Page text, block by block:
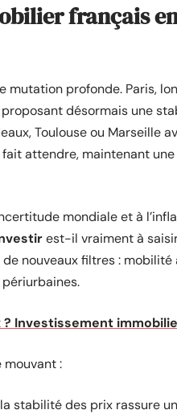
français
mutation profonde. Paris,
désormais une
Toulouse ou Marseille
attendre, maintenant
mondiale et à
est-il vraiment à
nouveaux filtres :
? Investissement
mouvant :
stabilité des prix rassure